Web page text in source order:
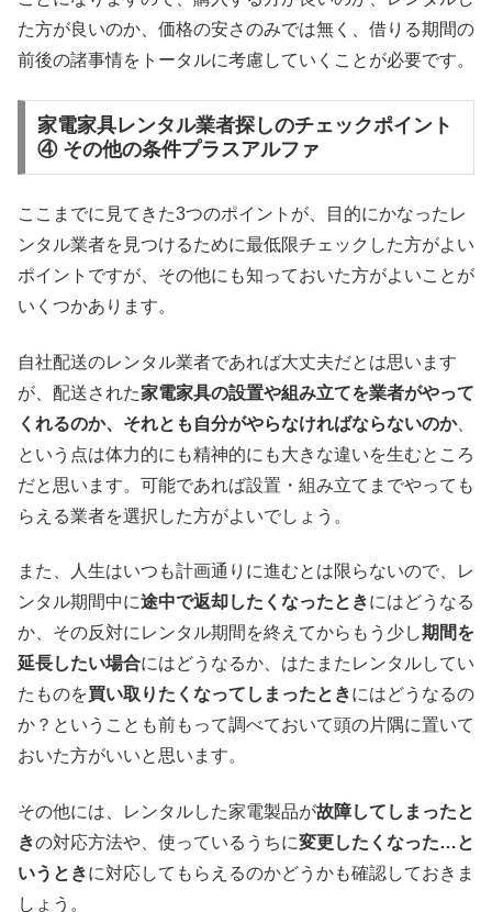
た方が良いのか、価格の安さのみでは無く、借りる期間の
前後の諸事情をトータルに考慮していくことが必要です。
家電家具レンタル業者探しのチェックポイント
④ その他の条件プラスアルファ
ここまでに見てきた3つのポイントが、目的にかなったレ
ンタル業者を見つけるために最低限チェックした方がよい
ポイントですが、その他にも知っておいた方がよいことが
いくつかあります。
自社配送のレンタル業者であれば大丈夫だとは思います
が、配送された家電家具の設置や組み立てを業者がやって
くれるのか、それとも自分がやらなければならないのか、
という点は体力的にも精神的にも大きな違いを生むところ
だと思います。可能であれば設置・組み立てまでやっても
らえる業者を選択した方がよいでしょう。
また、人生はいつも計画通りに進むとは限らないので、レ
ンタル期間中に途中で返却したくなったときにはどうなる
か、その反対にレンタル期間を終えてからもう少し期間を
延長したい場合にはどうなるか、はたまたレンタルしてい
たものを買い取りたくなってしまったときにはどうなるの
か？ということも前もって調べておいて頭の片隅に置いて
おいた方がいいと思います。
その他には、レンタルした家電製品が故障してしまったと
きの対応方法や、使っているうちに変更したくなった…と
いうときに対応してもらえるのかどうかも確認しておきま
しょう。